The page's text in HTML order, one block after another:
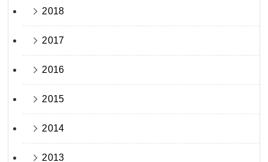
2018
2017
2016
2015
2014
2013